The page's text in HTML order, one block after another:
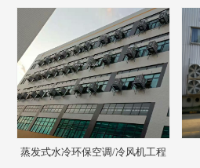
蒸发式水冷环保空调/冷风机工程